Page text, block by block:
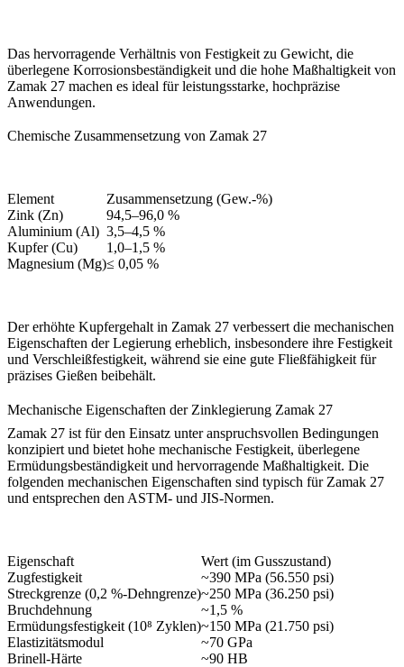
Das hervorragende Verhältnis von Festigkeit zu Gewicht, die
überlegene Korrosionsbeständigkeit und die hohe Maßhaltigkeit von
Zamak 27 machen es ideal für leistungsstarke, hochpräzise
Anwendungen.
Chemische Zusammensetzung von Zamak 27
Element
Zusammensetzung (Gew.-%)
Zink (Zn)
94,5–96,0 %
Aluminium (Al) 3,5–4,5 %
Kupfer (Cu)
1,0–1,5 %
Magnesium (Mg)≤ 0,05 %
Der erhöhte Kupfergehalt in Zamak 27 verbessert die mechanischen
Eigenschaften der Legierung erheblich, insbesondere ihre Festigkeit
und Verschleißfestigkeit, während sie eine gute Fließfähigkeit für
präzises Gießen beibehält.
Mechanische Eigenschaften der Zinklegierung Zamak 27
Zamak 27 ist für den Einsatz unter anspruchsvollen Bedingungen
konzipiert und bietet hohe mechanische Festigkeit, überlegene
Ermüdungsbeständigkeit und hervorragende Maßhaltigkeit. Die
folgenden mechanischen Eigenschaften sind typisch für Zamak 27
und entsprechen den ASTM- und JIS-Normen.
Eigenschaft
Wert (im Gusszustand)
Zugfestigkeit
~390 MPa (56.550 psi)
Streckgrenze (0,2 %-Dehngrenze)~250 MPa (36.250 psi)
Bruchdehnung
~1,5 %
Ermüdungsfestigkeit (10⁸ Zyklen)~150 MPa (21.750 psi)
Elastizitätsmodul
~70 GPa
Brinell-Härte
~90 HB